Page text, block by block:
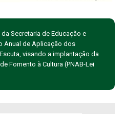
Secretaria de Educação e
Anual de Aplicação dos
visando a implantação da
Fomento à Cultura (PNAB-Lei